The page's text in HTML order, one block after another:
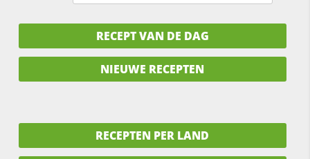
RECEPT VAN DE DAG
NIEUWE RECEPTEN
RECEPTEN PER LAND